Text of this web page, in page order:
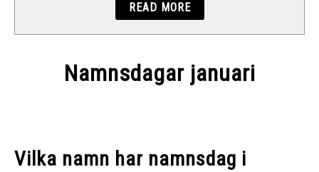
READ MORE
Namnsdagar januari
in
Vilka namn har namnsdag i